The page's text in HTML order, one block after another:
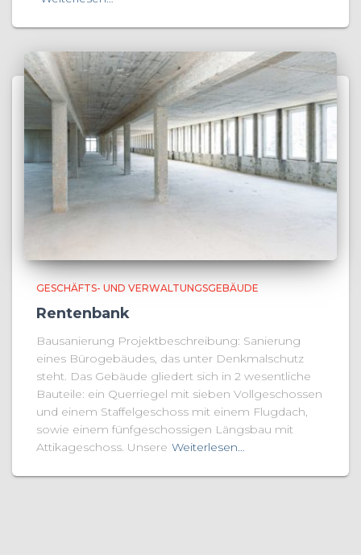
GESCHÄFTS- UND VERWALTUNGSGEBÄUDE
Rentenbank
Bausanierung Projektbeschreibung: Sanierung
eines Bürogebäudes, das unter Denkmalschutz
steht. Das Gebäude gliedert sich in 2 wesentliche
Bauteile: ein Querriegel mit sieben Vollgeschossen
und einem Staffelgeschoss mit einem Flugdach,
sowie einem fünfgeschossigen Längsbau mit
Attikageschoss. Unsere Weiterlesen…